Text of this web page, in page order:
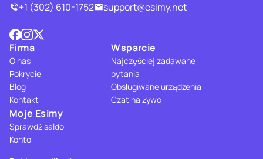
+1 (302) 610-1752
support@esimy.net
Firma
O nas
Pokrycie
Blog
Kontakt
Wsparcie
Najczęściej zadawane
pytania
Obsługiwane urządzenia
Czat na żywo
Moje Esimy
Sprawdź saldo
Konto